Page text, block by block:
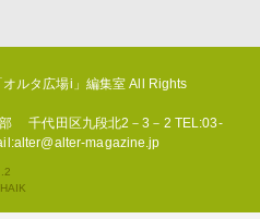
オルタ広場i」編集室 All Rights
部 千代田区九段北2－3－2 TEL:03-
magazine.jp
HAIK